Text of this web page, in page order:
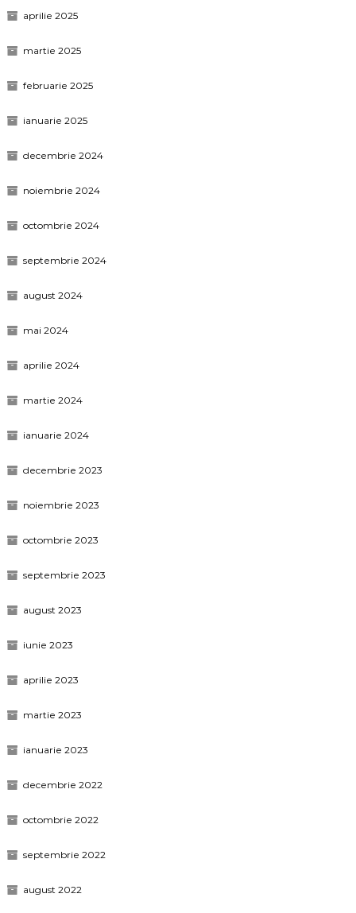
aprilie 2025
martie 2025
februarie 2025
ianuarie 2025
decembrie 2024
noiembrie 2024
octombrie 2024
septembrie 2024
august 2024
mai 2024
aprilie 2024
martie 2024
ianuarie 2024
decembrie 2023
noiembrie 2023
octombrie 2023
septembrie 2023
august 2023
iunie 2023
aprilie 2023
martie 2023
ianuarie 2023
decembrie 2022
octombrie 2022
septembrie 2022
august 2022